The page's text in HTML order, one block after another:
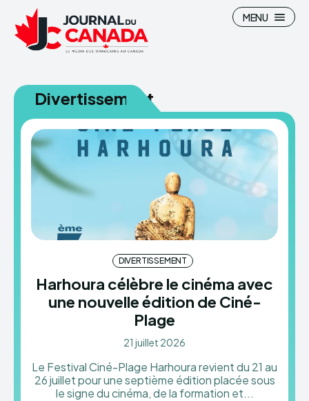
Search
Canada
Maroc
High-Tech
Divertissement
Sports
Search
Canada
Maroc
High-Tech
Divertissement
Sports
MENU
Divertissement
DIVERTISSEMENT
Harhoura célèbre le cinéma avec
une nouvelle édition de Ciné-
Plage
21 juillet 2026
Le Festival Ciné-Plage Harhoura revient du 21 au
26 juillet pour une septième édition placée sous
le signe du cinéma, de la formation et...